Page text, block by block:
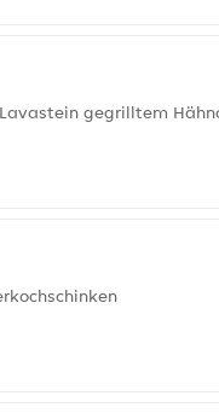
gegrilltem